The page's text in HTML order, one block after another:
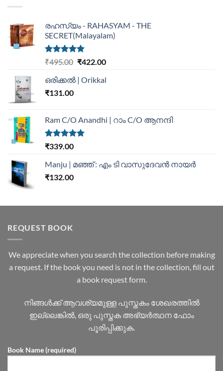
രഹസ്യം - RAHASYAM - THE
SECRET(Malayalam)
Rated5.00
₹495.00 ₹422.00
ഒരിക്കൽ | Orikkal
₹131.00
Ram C/O Anandhi | റാം C/O ആനന്ദി
Rated5.00
₹339.00
Manju | മഞ്ഞ് : എം ടി വാസുദേവന്‍ നായര്‍
₹132.00
REQUEST BOOK
We appreciate when you search the collection before making
a request. If the book you need is not in the collection, fill out
a book request form.
നിങ്ങൾക്ക് ആവശ്യമുള്ള പുസ്തകം ശേഖരത്തിൽ
ഇല്ലെങ്കിൽ, ഒരു പുസ്തക അഭ്യർത്ഥന ഫോം
പൂരിപ്പിക്കുക.
Book Name (required)